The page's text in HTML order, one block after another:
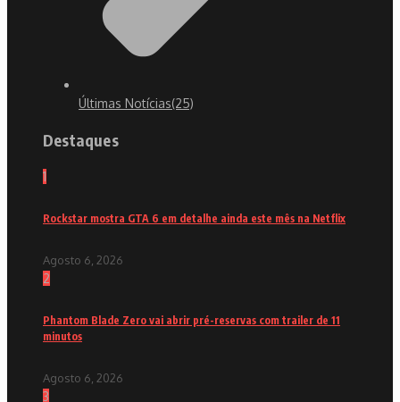
Últimas Notícias(25)
Destaques
1
Rockstar mostra GTA 6 em detalhe ainda este mês na Netflix
Agosto 6, 2026
2
Phantom Blade Zero vai abrir pré-reservas com trailer de 11
minutos
Agosto 6, 2026
3